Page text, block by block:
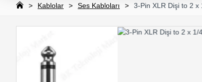
Kablolar Ses Kabloları 3-Pin XLR Dişi to 2